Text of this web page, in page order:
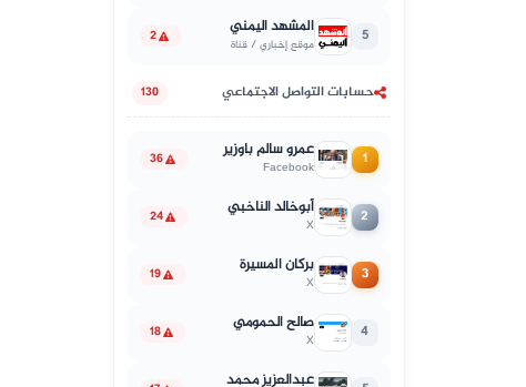
5 المشهد اليمني
موقع إخباري / قناة 2
حسابات التواصل الاجتماعي 130
1 عمرو سالم باوزير
Facebook
36
2 أبوخالد الناخبي
X
24
3 بركان المسيرة
X
19
4 صالح الحمومي
X
18
عبدالعزيز محمد